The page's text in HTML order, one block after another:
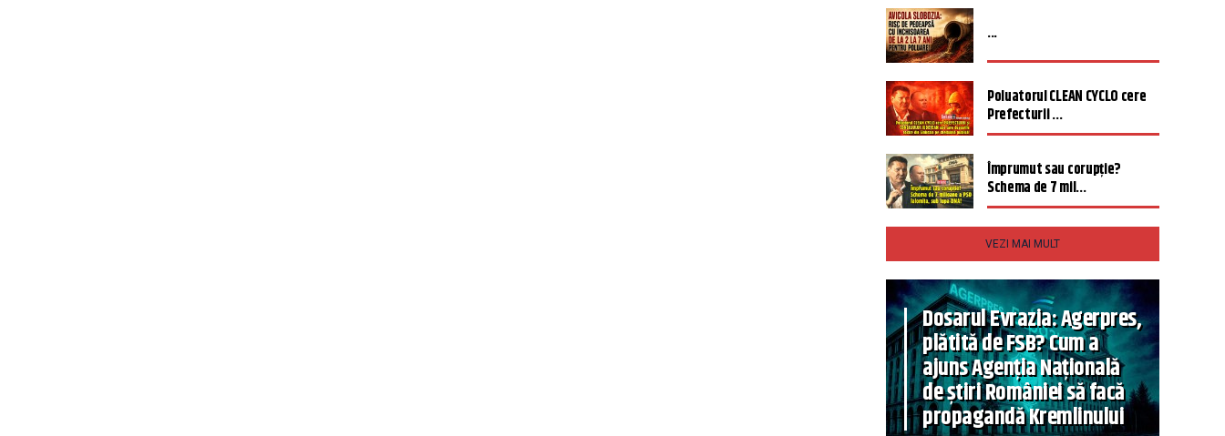
...
Poluatorul CLEAN CYCLO cere
Prefecturii ...
Împrumut sau corupție?
Schema de 7 mil...
VEZI MAI MULT
Dosarul Evrazia: Agerpres,
plătită de FSB? Cum a
ajuns Agenția Națională
de știri României să facă
propagandă Kremlinului